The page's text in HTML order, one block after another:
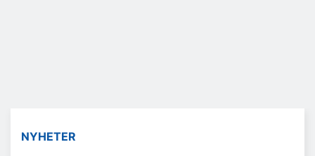
NYHETER